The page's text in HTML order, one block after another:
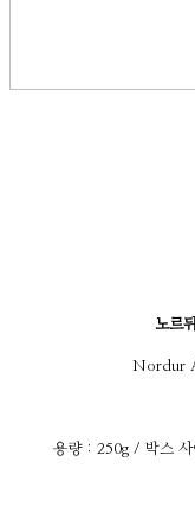
노르
Nordur
용량 : 250g / 박스